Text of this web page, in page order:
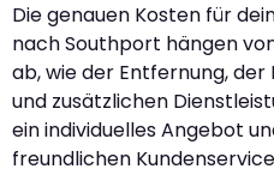
Die genauen Kosten für
nach Southport hängen
ab, wie der Entfernung, der
und zusätzlichen
ein individuelles Angebot
freundlichen